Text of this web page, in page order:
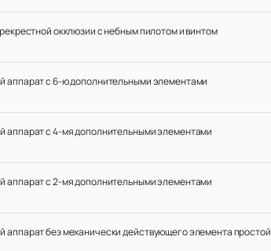
окклюзии с небным пилотом и винтом
аппарат с 6-ю дополнительными элементами
аппарат с 4-мя дополнительными элементами
аппарат с 2-мя дополнительными элементами
без механически действующего элемента простой